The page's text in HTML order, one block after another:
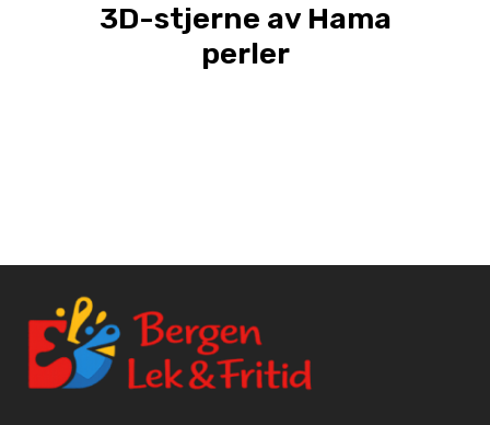
3D-stjerne av Hama
perler